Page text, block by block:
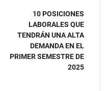
10 POSICIONES
LABORALES QUE
TENDRÁN UNA ALTA
DEMANDA EN EL
PRIMER SEMESTRE DE
2025